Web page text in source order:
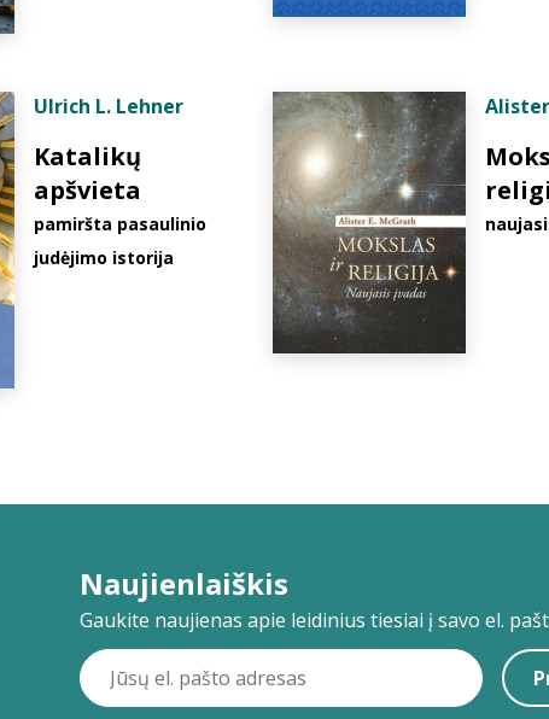
Ulrich L. Lehner
Katalikų
apšvieta
pamiršta pasaulinio
judėjimo istorija
Naujienlaiškis
Gaukite naujienas apie leidinius tiesiai į savo el.